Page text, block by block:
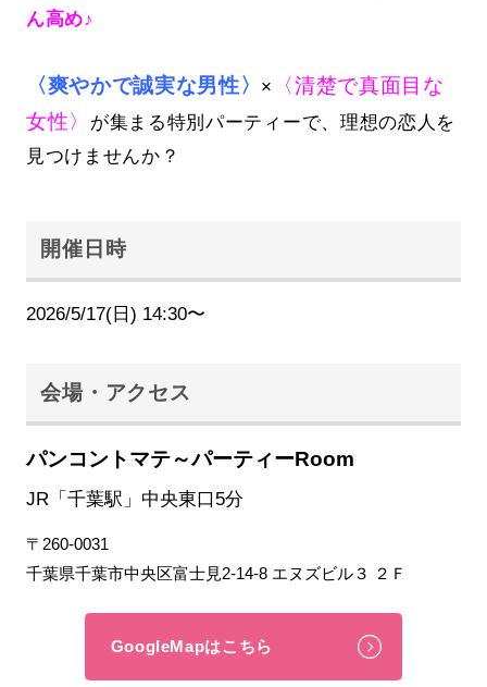
ん高め♪
〈爽やかで誠実な男性〉 ×
〈清楚で真面目な
女性〉 が集まる特別パーティーで、理想の恋人を
見つけませんか？
開催日時
2026/5/17(日) 14:30〜
会場・アクセス
パンコントマテ～パーティーRoom
JR「千葉駅」中央東口5分
〒260-0031
千葉県千葉市中央区富士見2-14-8 エヌズビル３ ２Ｆ
GoogleMapはこちら